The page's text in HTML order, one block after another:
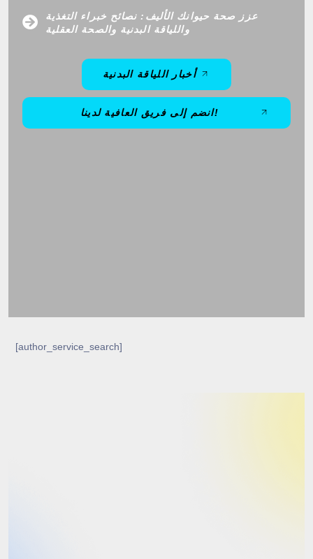
عزز صحة حيوانك الأليف: نصائح خبراء التغذية
واللياقة البدنية والصحة العقلية
أخبار اللياقة البدنية
انضم إلى فريق العافية لدينا!
[author_service_search]